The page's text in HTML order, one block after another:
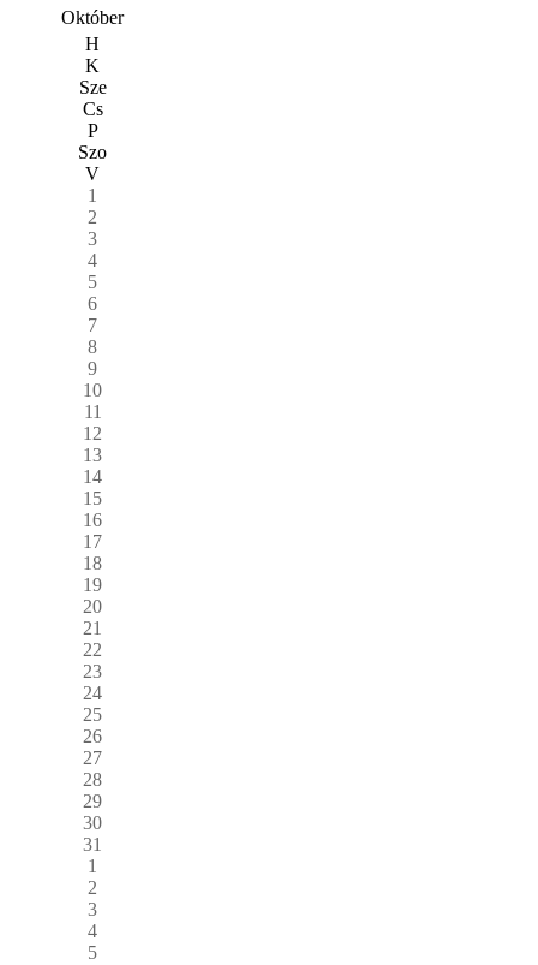
Október
H
K
Sze
Cs
P
Szo
V
1
2
3
4
5
6
7
8
9
10
11
12
13
14
15
16
17
18
19
20
21
22
23
24
25
26
27
28
29
30
31
1
2
3
4
5